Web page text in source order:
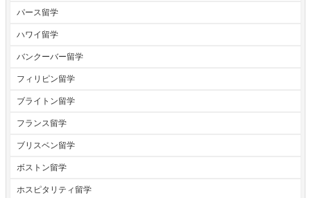
パース留学
ハワイ留学
バンクーバー留学
フィリピン留学
ブライトン留学
フランス留学
ブリスベン留学
ボストン留学
ホスピタリティ留学